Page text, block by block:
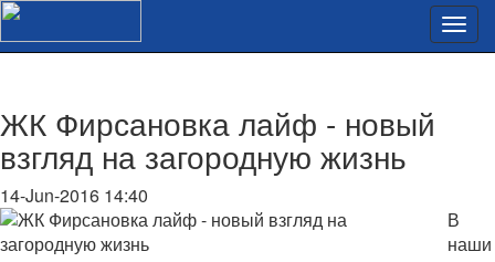
ЖК Фирсановка лайф - новый
взгляд на загородную жизнь
14-Jun-2016 14:40
В
наши